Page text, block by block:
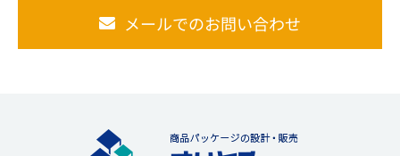
メールでのお問い合わせ